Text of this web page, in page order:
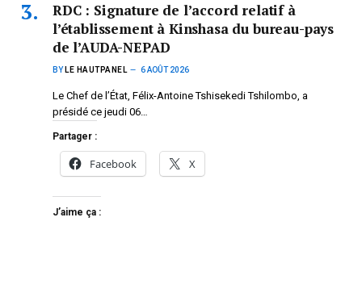
RDC : Signature de l’accord relatif à
l’établissement à Kinshasa du bureau-pays
de l’AUDA-NEPAD
BY LE HAUTPANEL 6 AOÛT 2026
Le Chef de l’État, Félix-Antoine Tshisekedi Tshilombo, a
présidé ce jeudi 06…
Partager :
Facebook X
J’aime ça :